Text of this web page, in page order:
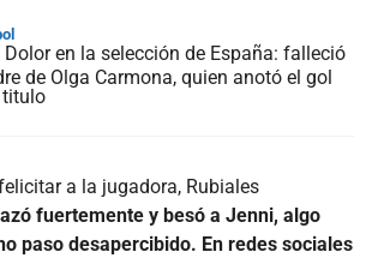
Dolor en la selección de España: falleció
de Olga Carmona, quien anotó el gol
a la jugadora, Rubiales
fuertemente y besó a Jenni, algo
paso desapercibido. En redes sociales